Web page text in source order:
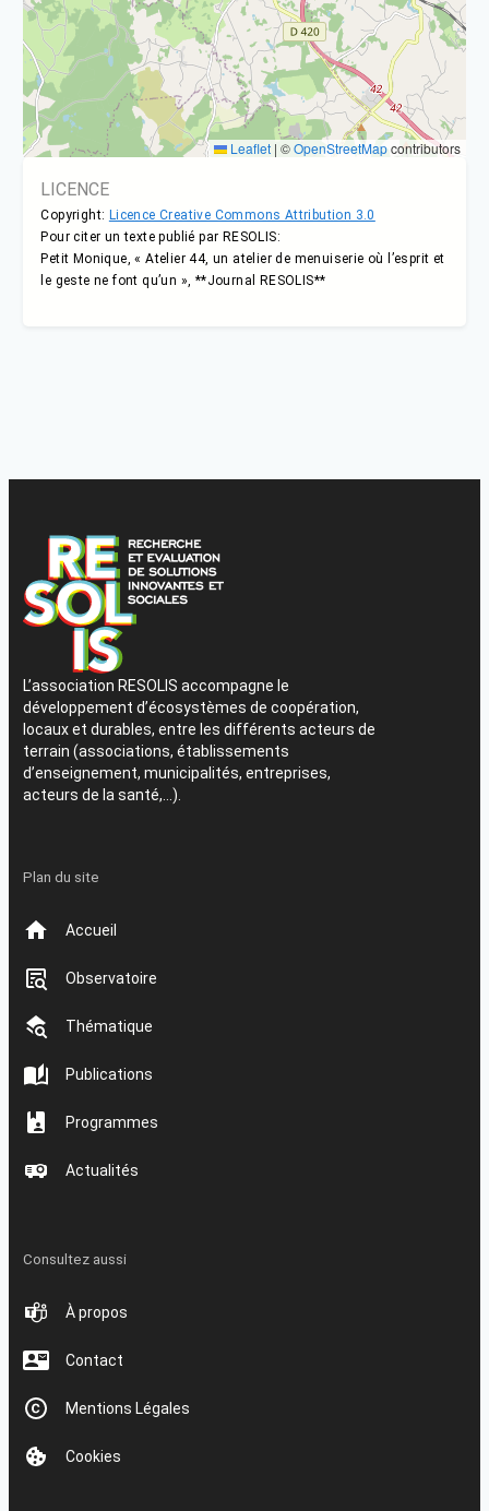
Leaflet | ©OpenStreetMapcontributors
LICENCE
Copyright: Licence Creative Commons Attribution 3.0
Pour citer un texte publié par RESOLIS:
Petit Monique, « Atelier 44, un atelier de menuiserie où l’esprit et
le geste ne font qu’un », **Journal RESOLIS**
L’association RESOLIS accompagne le
développement d’écosystèmes de coopération,
locaux et durables, entre les différents acteurs de
terrain (associations, établissements
d’enseignement, municipalités, entreprises,
acteurs de la santé,…).
Plan du site
Accueil
Observatoire
Thématique
Publications
Programmes
Actualités
Consultez aussi
À propos
Contact
Mentions Légales
Cookies